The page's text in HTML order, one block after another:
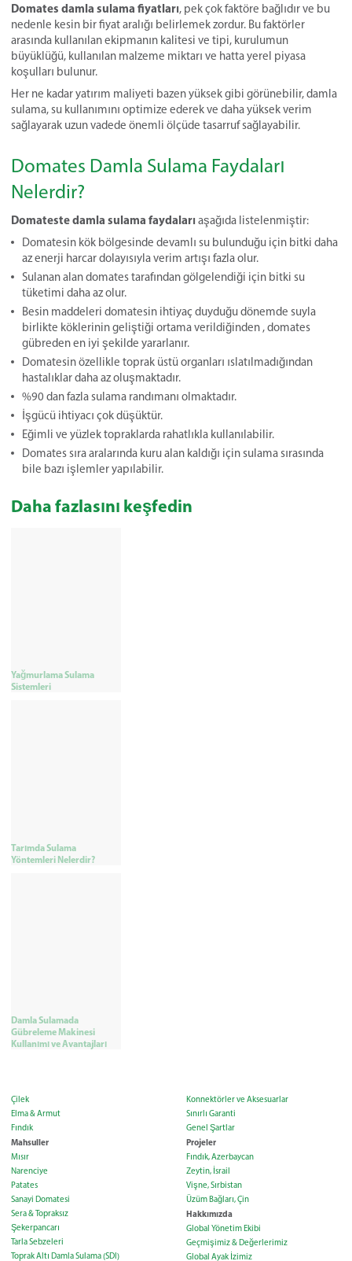
Domates damla sulama fiyatları, pek çok faktöre bağlıdır ve bu
nedenle kesin bir fiyat aralığı belirlemek zordur. Bu faktörler
arasında kullanılan ekipmanın kalitesi ve tipi, kurulumun
büyüklüğü, kullanılan malzeme miktarı ve hatta yerel piyasa
koşulları bulunur.
Her ne kadar yatırım maliyeti bazen yüksek gibi görünebilir, damla
sulama, su kullanımını optimize ederek ve daha yüksek verim
sağlayarak uzun vadede önemli ölçüde tasarruf sağlayabilir.
Domates Damla Sulama Faydaları
Nelerdir?
Domateste damla sulama faydaları aşağıda listelenmiştir:
Domatesin kök bölgesinde devamlı su bulunduğu için bitki daha
az enerji harcar dolayısıyla verim artışı fazla olur.
Sulanan alan domates tarafından gölgelendiği için bitki su
tüketimi daha az olur.
Besin maddeleri domatesin ihtiyaç duyduğu dönemde suyla
birlikte köklerinin geliştiği ortama verildiğinden , domates
gübreden en iyi şekilde yararlanır.
Domatesin özellikle toprak üstü organları ıslatılmadığından
hastalıklar daha az oluşmaktadır.
%90 dan fazla sulama randımanı olmaktadır.
İşgücü ihtiyacı çok düşüktür.
Eğimli ve yüzlek topraklarda rahatlıkla kullanılabilir.
Domates sıra aralarında kuru alan kaldığı için sulama sırasında
bile bazı işlemler yapılabilir.
Daha fazlasını keşfedin
Yağmurlama Sulama
Sistemleri
Tarımda Sulama
Yöntemleri Nelerdir?
Damla Sulamada
Gübreleme Makinesi
Kullanımı ve Avantajları
Çilek
Elma & Armut
Fındık
Mahsuller
Mısır
Narenciye
Patates
Sanayi Domatesi
Sera & Topraksız
Şekerpancarı
Tarla Sebzeleri
Toprak Altı Damla Sulama (SDI)
Konnektörler ve Aksesuarlar
Sınırlı Garanti
Genel Şartlar
Projeler
Fındık, Azerbaycan
Zeytin, İsrail
Vişne, Sırbistan
Üzüm Bağları, Çin
Hakkımızda
Global Yönetim Ekibi
Geçmişimiz & Değerlerimiz
Global Ayak İzimiz